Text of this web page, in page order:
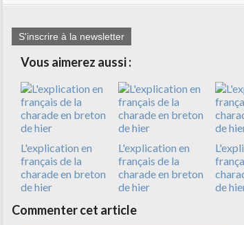
S'inscrire à la newsletter
Vous aimerez aussi :
L'explication en
français de la
charade en breton
de hier
L'explication en
français de la
charade en breton
de hier
de
Commenter cet article